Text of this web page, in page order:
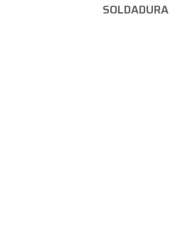
SOLDADURA